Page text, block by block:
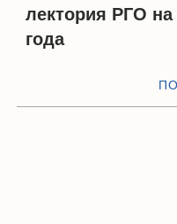
лектория РГО на
года